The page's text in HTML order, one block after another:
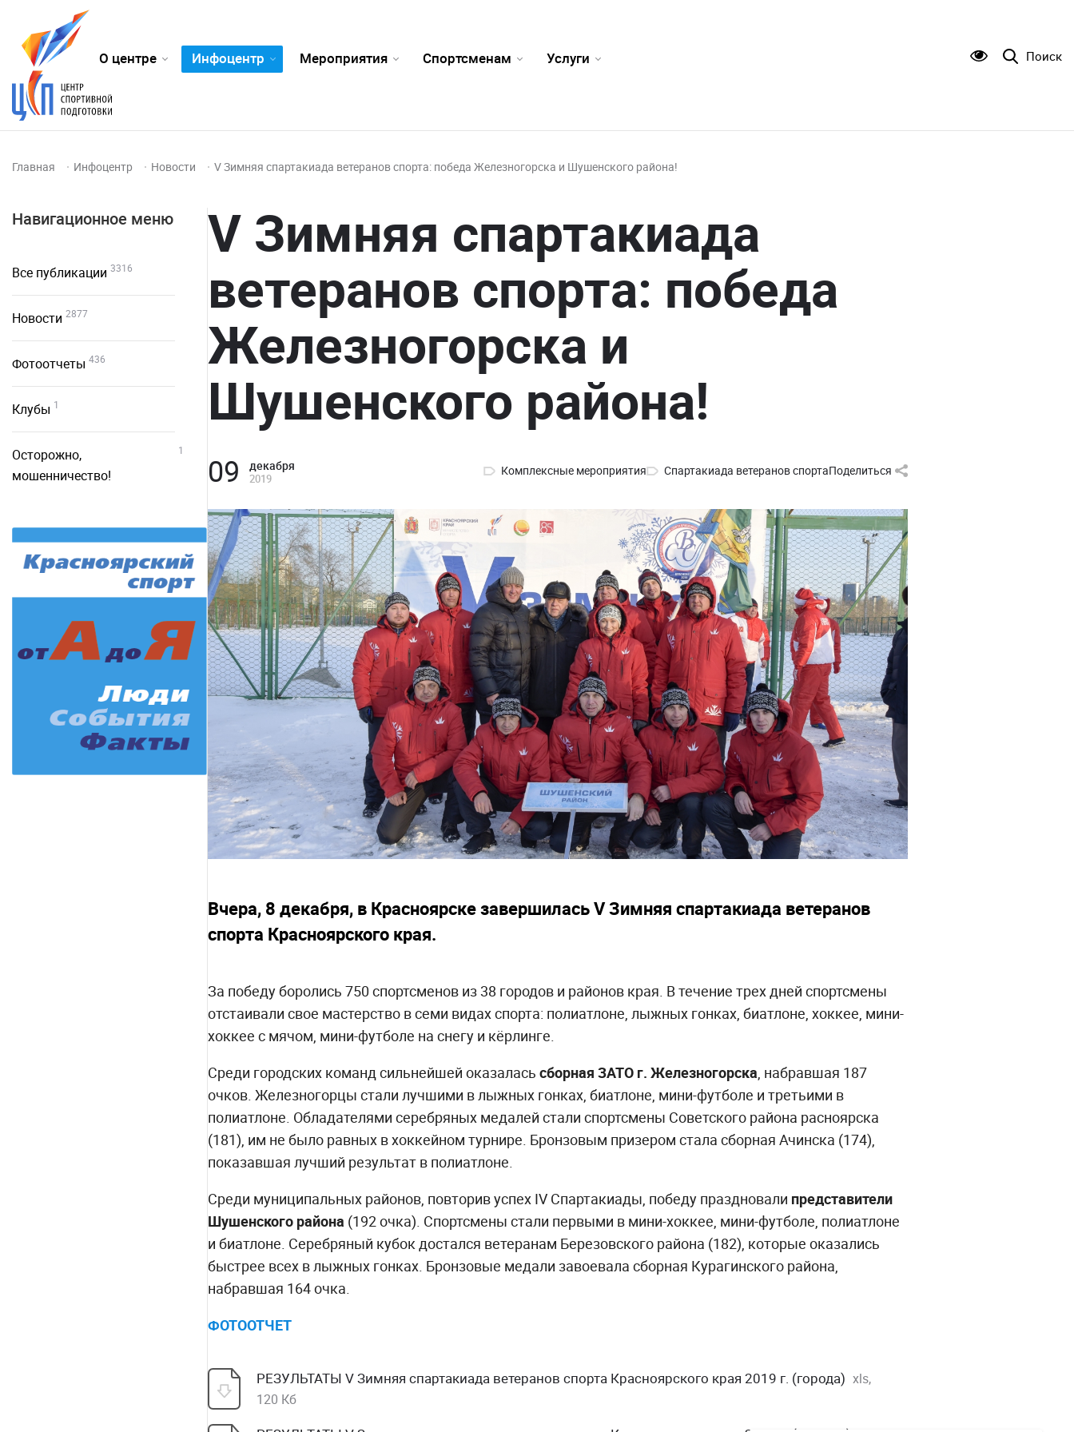
О центре Инфоцентр Мероприятия Спортсменам Услуги Поиск
Главная Инфоцентр Новости V Зимняя спартакиада ветеранов спорта: победа Железногорска и Шушенского района!
Навигационное меню
Все публикации 3316
Новости 2877
Фотоотчеты 436
Клубы 1
Осторожно,
мошенничество!
1
V Зимняя спартакиада
ветеранов спорта: победа
Железногорска и
Шушенского района!
09 декабря
2019
Комплексные мероприятия Спартакиада ветеранов спортаПоделиться
Вчера, 8 декабря, в Красноярске завершилась V Зимняя спартакиада ветеранов
спорта Красноярского края.
За победу боролись 750 спортсменов из 38 городов и районов края. В течение трех дней спортсмены
отстаивали свое мастерство в семи видах спорта: полиатлоне, лыжных гонках, биатлоне, хоккее, мини-
хоккее с мячом, мини-футболе на снегу и кёрлинге.
Среди городских команд сильнейшей оказалась сборная ЗАТО г. Железногорска, набравшая 187
очков. Железногорцы стали лучшими в лыжных гонках, биатлоне, мини-футболе и третьими в
полиатлоне. Обладателями серебряных медалей стали спортсмены Советского района расноярска
(181), им не было равных в хоккейном турнире. Бронзовым призером стала сборная Ачинска (174),
показавшая лучший результат в полиатлоне.
Среди муниципальных районов, повторив успех IV Спартакиады, победу праздновали представители
Шушенского района (192 очка). Спортсмены стали первыми в мини-хоккее, мини-футболе, полиатлоне
и биатлоне. Серебряный кубок достался ветеранам Березовского района (182), которые оказались
быстрее всех в лыжных гонках. Бронзовые медали завоевала сборная Курагинского района,
набравшая 164 очка.
ФОТООТЧЕТ
РЕЗУЛЬТАТЫ V Зимняя спартакиада ветеранов спорта Красноярского края 2019 г. (города) xls,
120 Кб